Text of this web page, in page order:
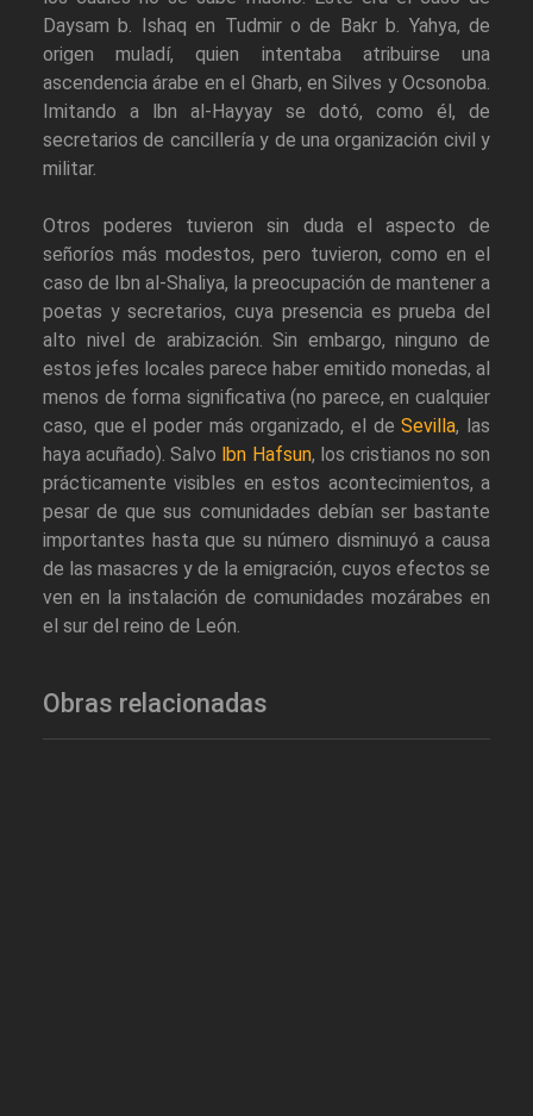
Daysam b. Ishaq en Tudmir o de Bakr b. Yahya, de
origen muladí, quien intentaba atribuirse una
ascendencia árabe en el Gharb, en Silves y Ocsonoba.
Imitando a lbn al-Hayyay se dotó, como él, de
secretarios de cancillería y de una organización civil y
militar.
Otros poderes tuvieron sin duda el aspecto de
señoríos más modestos, pero tuvieron, como en el
caso de Ibn al-Shaliya, la preocupación de mantener a
poetas y secretarios, cuya presencia es prueba del
alto nivel de arabización. Sin embargo, ninguno de
estos jefes locales parece haber emitido monedas, al
menos de forma significativa (no parece, en cualquier
caso, que el poder más organizado, el deSevilla, las
haya acuñado). Salvo lbn Hafsun, los cristianos no son
prácticamente visibles en estos acontecimientos, a
pesar de que sus comunidades debían ser bastante
importantes hasta que su número disminuyó a causa
de las masacres y de la emigración, cuyos efectos se
ven en la instalación de comunidades mozárabes en
el sur del reino de León.
Obras relacionadas